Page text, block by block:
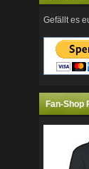
Gefällt es
Fan-Shop